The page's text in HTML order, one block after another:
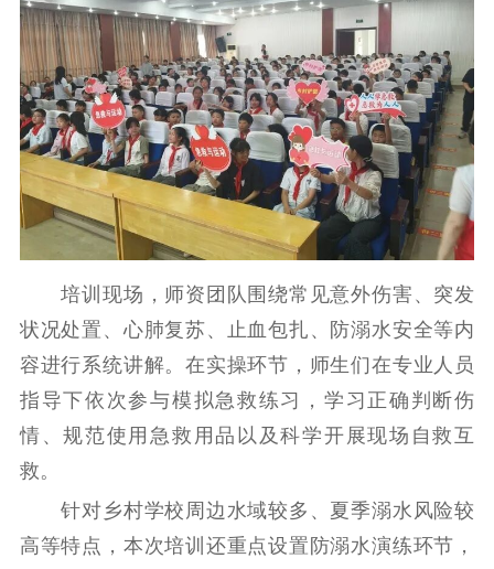
用
新闻出版
精品出版 全民阅读
出版监管
扫黄打非
电影工作
电影创作 电影市场
机关党建
党建要闻 学习在线
文化人才
紫金人才 职称评审
数据资源
公共服务
培训现场，师资团队围绕常见意外伤害、突发
状况处置、心肺复苏、止血包扎、防溺水安全等内
容进行系统讲解。在实操环节，师生们在专业人员
指导下依次参与模拟急救练习，学习正确判断伤
情、规范使用急救用品以及科学开展现场自救互
救。
针对乡村学校周边水域较多、夏季溺水风险较
高等特点，本次培训还重点设置防溺水演练环节，